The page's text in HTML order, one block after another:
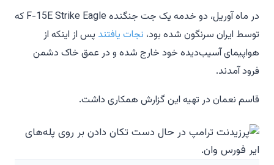
در ماه آوریل، دو خدمه یک جت جنگنده F-15E Strike Eagle که
توسط ایران سرنگون شده بود، نجات یافتند پس از اینکه از
هواپیمای آسیب‌دیده خود خارج شده و در عمق خاک دشمن
فرود آمدند.
قاسم نعمان در تهیه این گزارش همکاری داشت.